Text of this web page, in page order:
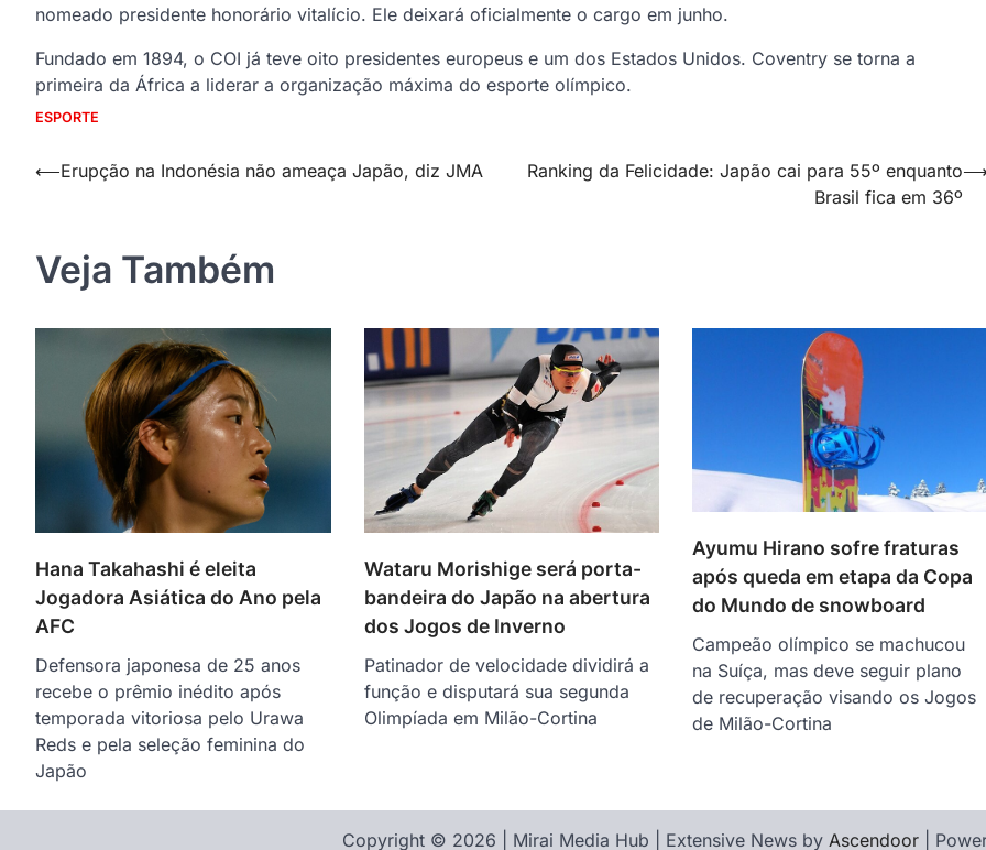
nomeado presidente honorário vitalício. Ele deixará oficialmente o cargo em junho.
Fundado em 1894, o COI já teve oito presidentes europeus e um dos Estados Unidos. Coventry se torna a
primeira da África a liderar a organização máxima do esporte olímpico.
ESPORTE
Navegação
⟵Erupção na Indonésia não ameaça Japão, diz JMA
Ranking da Felicidade: Japão cai para 55º enquanto
Brasil fica em 36º
Veja Também
Hana Takahashi é eleita
Jogadora Asiática do Ano pela
AFC
Defensora japonesa de 25 anos
recebe o prêmio inédito após
temporada vitoriosa pelo Urawa
Reds e pela seleção feminina do
Japão
Wataru Morishige será porta-
bandeira do Japão na abertura
dos Jogos de Inverno
Patinador de velocidade dividirá a
função e disputará sua segunda
Olimpíada em Milão-Cortina
Ayumu Hirano sofre fraturas
após queda em etapa da Copa
do Mundo de snowboard
Campeão olímpico se machucou
na Suíça, mas deve seguir plano
de recuperação visando os Jogos
de Milão-Cortina
Copyright © 2026 | Mirai Media Hub | Extensive News by Ascendoor |